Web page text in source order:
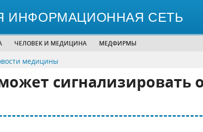
ИНФОРМАЦИОННАЯ СЕТЬ
ЧЕЛОВЕК И МЕДИЦИНА МЕДФИРМЫ
медицины
сигнализировать